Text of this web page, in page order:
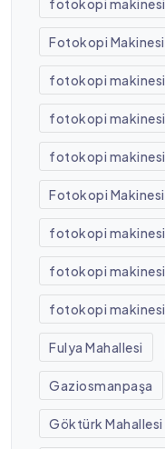
Fotokopi
fotokopi makinesi
fotokopi
fotokopi makinesi
Fotokopi Makinesi
fotokopi
fotokopi
fotokopi
Fulya Mahallesi
Gaziosmanpaşa
Göktürk Mahallesi